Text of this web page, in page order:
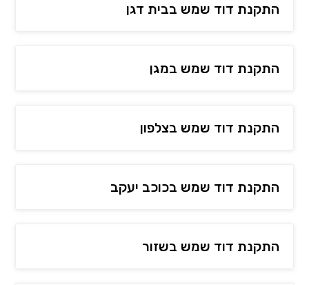
התקנת דוד שמש בבית דגן
התקנת דוד שמש במגן
התקנת דוד שמש בצלפון
התקנת דוד שמש בכוכב יעקב
התקנת דוד שמש בשזור